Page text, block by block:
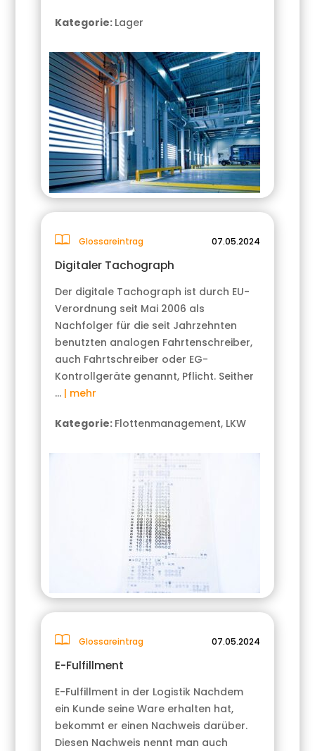
Kategorie: Lager
Glossareintrag 07.05.2024
Digitaler Tachograph
Der digitale Tachograph ist durch EU-
Verordnung seit Mai 2006 als
Nachfolger für die seit Jahrzehnten
benutzten analogen Fahrtenschreiber,
auch Fahrtschreiber oder EG-
Kontrollgeräte genannt, Pflicht. Seither
… | mehr
Kategorie: Flottenmanagement, LKW
Glossareintrag 07.05.2024
E-Fulfillment
E-Fulfillment in der Logistik Nachdem
ein Kunde seine Ware erhalten hat,
bekommt er einen Nachweis darüber.
Diesen Nachweis nennt man auch